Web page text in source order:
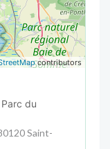
contributors
du
Saint-